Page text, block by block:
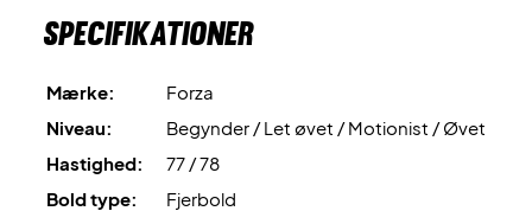
Specifikationer
Mærke:
Forza
Niveau:
Begynder / Let øvet / Motionist / Øvet
Hastighed:
77 / 78
Bold type:
Fjerbold